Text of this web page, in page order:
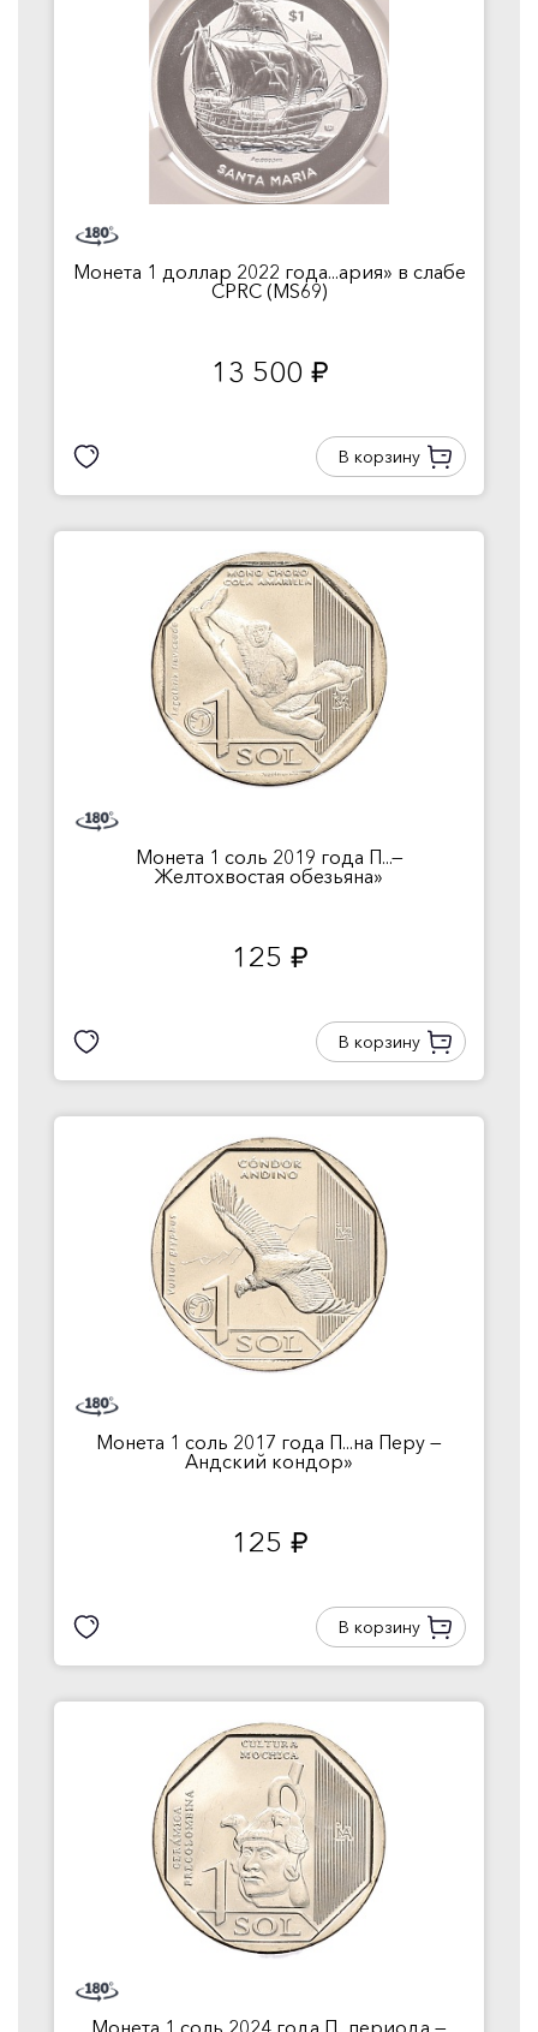
Монета 1 доллар 2022 года...ария» в слабе
CPRC (MS69)
13 500 руб.
В корзину
Монета 1 соль 2019 года П...—
Желтохвостая обезьяна»
125 руб.
В корзину
Монета 1 соль 2017 года П...на Перу —
Андский кондор»
125 руб.
В корзину
Монета 1 соль 2024 года П...периода —